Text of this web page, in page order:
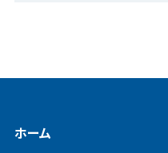
ホーム